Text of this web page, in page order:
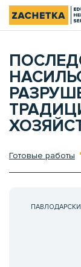
Готовые работы